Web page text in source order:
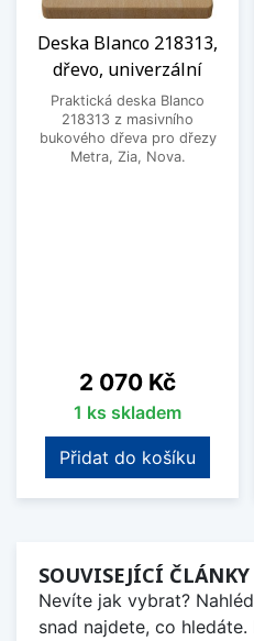
Deska Blanco 218313,
dřevo, univerzální
Praktická deska Blanco
218313 z masivního
bukového dřeva pro dřezy
Metra, Zia, Nova.
Cena
2 070 Kč
1 ks skladem
Přidat do košíku
SOUVISEJÍCÍ
Nevíte jak vybrat?
snad najdete, co